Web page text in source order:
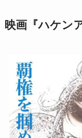
映画『ハケン